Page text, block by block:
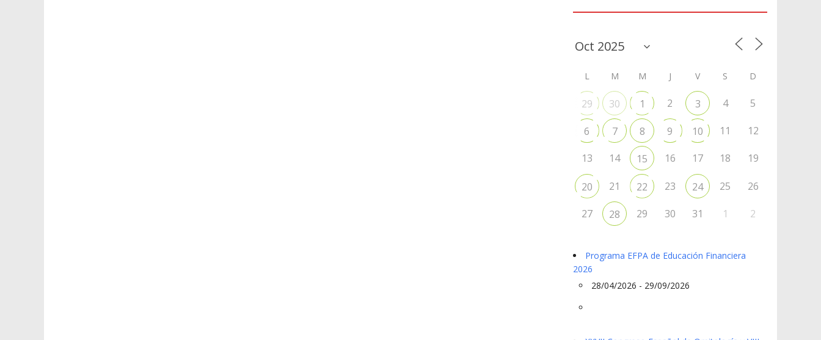
L M M J V S D
29 30 1 2 3 4 5
6 7 8 9 10 11 12
13 14 15 16 17 18 19
20 21 22 23 24 25 26
27 28 29 30 31 1 2
Programa EFPA de Educación Financiera
2026
28/04/2026 - 29/09/2026